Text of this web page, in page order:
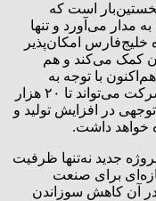
است که
مدار می‌آورد و تنها
خلیج‌فارس امکان‌پذیر
کمک می‌کند و هم
با توجه به
خوراک دریافتی دهلران، تولید روزانه آن شرکت می‌تواند تا ۲۰ هزار
در افزایش تولید و
خواهد داشت.
جدید نه‌تنها ظرفیت
برای صنعت
آن کاهش سوزاندن